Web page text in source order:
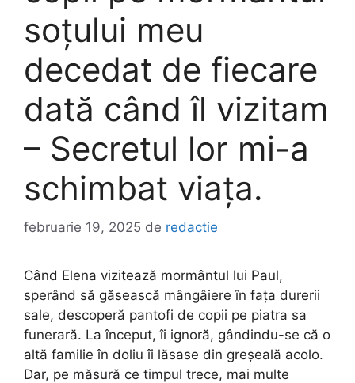
soțului meu
decedat de fiecare
dată când îl vizitam
– Secretul lor mi-a
schimbat viața.
februarie 19, 2025 de redactie
Când Elena vizitează mormântul lui Paul,
sperând să găsească mângâiere în fața durerii
sale, descoperă pantofi de copii pe piatra sa
funerară. La început, îi ignoră, gândindu-se că o
altă familie în doliu îi lăsase din greșeală acolo.
Dar, pe măsură ce timpul trece, mai multe